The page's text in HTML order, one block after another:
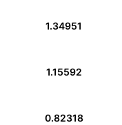
1.34951
1.15592
0.82318